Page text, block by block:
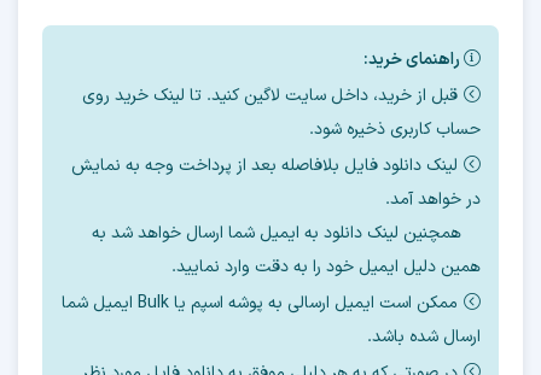
برای حذفfrpازسرور آنلاینما استفاده کنید.
بسته به باینری و منطقه
آنلاین frp متفاوت میباشد.
تا باینریUL 21با سرور ارزان قیمت قابل انجام
است.
برای استعلام قیمت، باینری و
راهنمای خرید:
قبل از خرید، داخل سایت لاگین کنید. تا لینک خرید روی
حساب کاربری ذخیره شود.
لینک دانلود فایل بلافاصله بعد از پرداخت وجه به نمایش
در خواهد آمد.
همچنین لینک دانلود به ایمیل شما ارسال خواهد شد به
همین دلیل ایمیل خود را به دقت وارد نمایید.
ممکن است ایمیل ارسالی به پوشه اسپم یا Bulk ایمیل شما
ارسال شده باشد.